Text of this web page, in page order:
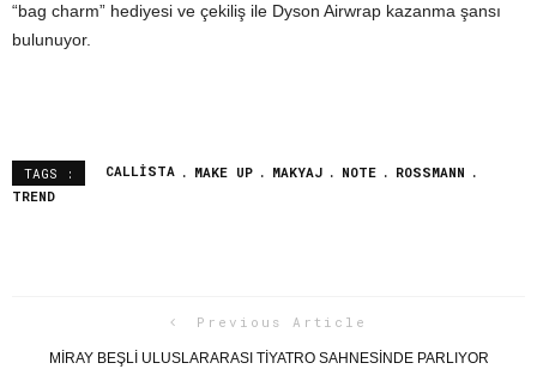
“bag charm” hediyesi ve çekiliş ile Dyson Airwrap kazanma şansı
bulunuyor.
TAGS : CALLISTA MAKE UP MAKYAJ NOTE
ROSSMANN
TREND
Previous Article
MİRAY BEŞLİ ULUSLARARASI TİYATRO SAHNESİNDE PARLIYOR